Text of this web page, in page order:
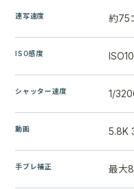
連写速度 約75
ISO感度
シャッター速度 1/
動画 5.8K
手ブレ補正 最大